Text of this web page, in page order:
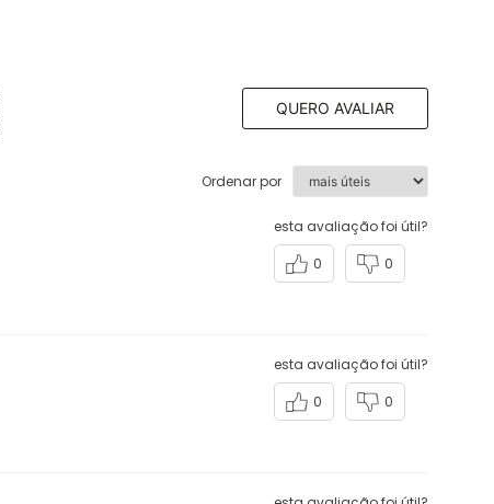
QUERO AVALIAR
Ordenar por
esta avaliação foi útil?
0
0
esta avaliação foi útil?
0
0